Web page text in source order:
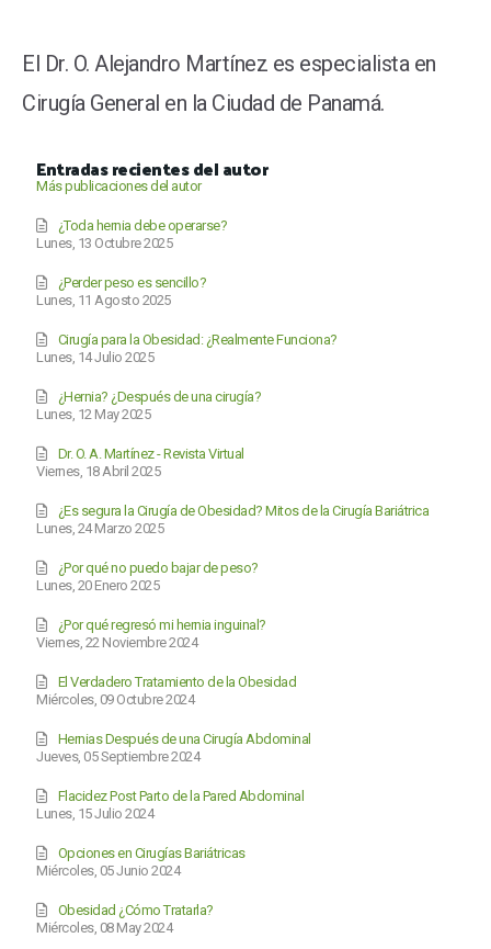
El Dr. O. Alejandro Martínez es especialista en
Cirugía General en la Ciudad de Panamá.
Entradas recientes del autor
Más publicaciones del autor
Lunes, 13 Octubre 2025
¿Toda hernia debe operarse?
Lunes, 11 Agosto 2025
¿Perder peso es sencillo?
Lunes, 14 Julio 2025
Cirugía para la Obesidad: ¿Realmente Funciona?
Lunes, 12 May 2025
¿Hernia? ¿Después de una cirugía?
Viernes, 18 Abril 2025
Dr. O. A. Martínez - Revista Virtual
Lunes, 24 Marzo 2025
¿Es segura la Cirugía de Obesidad? Mitos de la Cirugía Bariátrica
Lunes, 20 Enero 2025
¿Por qué no puedo bajar de peso?
Viernes, 22 Noviembre 2024
¿Por qué regresó mi hernia inguinal?
Miércoles, 09 Octubre 2024
El Verdadero Tratamiento de la Obesidad
Jueves, 05 Septiembre 2024
Hernias Después de una Cirugía Abdominal
Lunes, 15 Julio 2024
Flacidez Post Parto de la Pared Abdominal
Miércoles, 05 Junio 2024
Opciones en Cirugías Bariátricas
Miércoles, 08 May 2024
Obesidad ¿Cómo Tratarla?